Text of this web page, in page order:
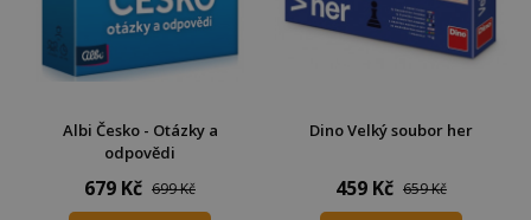
Albi Česko - Otázky a
odpovědi
679 Kč 699 Kč
Dino Velký soubor her
459 Kč 659 Kč